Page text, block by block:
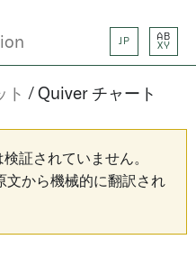
JP
AB
XY
ト Quiver チャート
証されていません。
文から機械的に翻訳され